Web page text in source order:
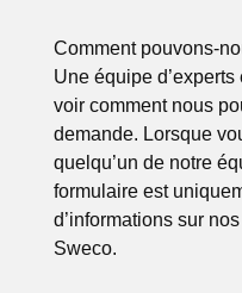
Comment pouvons-
Une équipe
voir comment nous
demande. Lorsque
quelqu’un de notre
formulaire est
d’informations sur
Sweco.